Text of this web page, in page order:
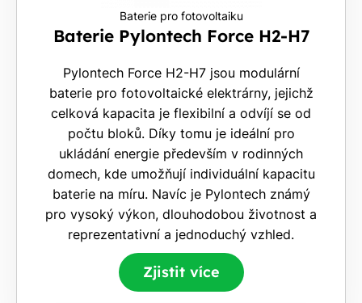
Baterie pro fotovoltaiku
Baterie Pylontech Force H2-H7
Pylontech Force H2-H7 jsou modulární
baterie pro fotovoltaické elektrárny, jejichž
celková kapacita je flexibilní a odvíjí se od
počtu bloků. Díky tomu je ideální pro
ukládání energie především v rodinných
domech, kde umožňují individuální kapacitu
baterie na míru. Navíc je Pylontech známý
pro vysoký výkon, dlouhodobou životnost a
reprezentativní a jednoduchý vzhled.
Zjistit více